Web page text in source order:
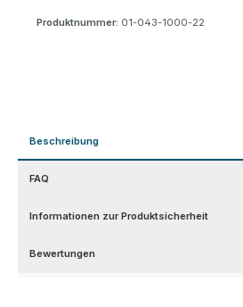
Produktnummer: 01-043-1000-22
Beschreibung
FAQ
Informationen zur Produktsicherheit
Bewertungen